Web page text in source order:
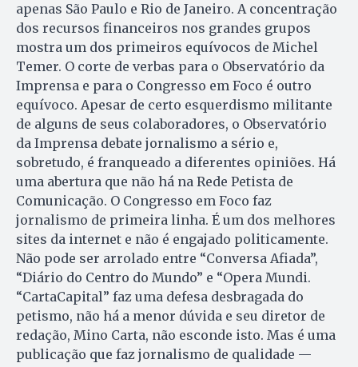
apenas São Paulo e Rio de Janeiro. A concentração
dos recursos financeiros nos grandes grupos
mostra um dos primeiros equívocos de Michel
Temer. O corte de verbas para o Observatório da
Imprensa e para o Congresso em Foco é outro
equívoco. Apesar de certo esquerdismo militante
de alguns de seus colaboradores, o Observatório
da Imprensa debate jornalismo a sério e,
sobretudo, é franqueado a diferentes opiniões. Há
uma abertura que não há na Rede Petista de
Comunicação. O Congresso em Foco faz
jornalismo de primeira linha. É um dos melhores
sites da internet e não é engajado politicamente.
Não pode ser arrolado entre “Conversa Afiada”,
“Diário do Centro do Mundo” e “Opera Mundi.
“CartaCapital” faz uma defesa desbragada do
petismo, não há a menor dúvida e seu diretor de
redação, Mino Carta, não esconde isto. Mas é uma
publicação que faz jornalismo de qualidade —